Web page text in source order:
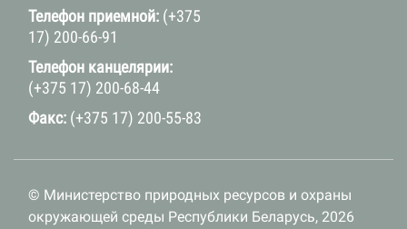
Телефон приемной: (+375
17) 200-66-91
Телефон канцелярии:
(+375 17) 200-68-44
Факс: (+375 17) 200-55-83
© Министерство природных ресурсов и охраны
окружающей среды Республики Беларусь, 2026